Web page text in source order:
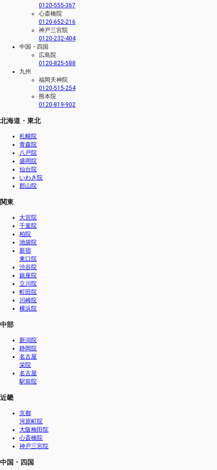
0120-555-367
心斎橋院
0120-652-216
神戸三宮院
0120-232-404
中国・四国
広島院
0120-825-588
九州
福岡天神院
0120-515-254
熊本院
0120-819-902
北海道・東北
札幌院
青森院
八戸院
盛岡院
仙台院
いわき院
郡山院
関東
大宮院
千葉院
柏院
池袋院
新宿
東口院
渋谷院
銀座院
立川院
町田院
川崎院
横浜院
中部
新潟院
静岡院
名古屋
栄院
名古屋
駅前院
近畿
京都
河原町院
大阪梅田院
心斎橋院
神戸三宮院
中国・四国